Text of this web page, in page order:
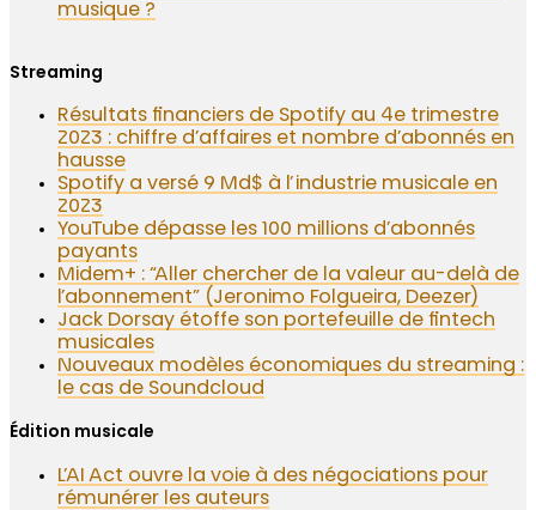
musique ?
Streaming
Résultats financiers de Spotify au 4e trimestre
2023 : chiffre d’affaires et nombre d’abonnés en
hausse
Spotify a versé 9 Md$ à l’industrie musicale en
2023
YouTube dépasse les 100 millions d’abonnés
payants
Midem+ : “Aller chercher de la valeur au-delà de
l’abonnement” (Jeronimo Folgueira, Deezer)
Jack Dorsay étoffe son portefeuille de fintech
musicales
Nouveaux modèles économiques du streaming :
le cas de Soundcloud
Édition musicale
L’AI Act ouvre la voie à des négociations pour
rémunérer les auteurs